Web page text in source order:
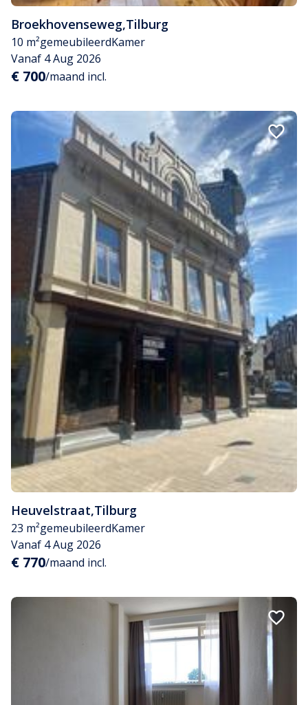
Broekhovenseweg,Tilburg
10 m²gemeubileerdKamer
Vanaf 4 Aug 2026
€ 700/maand incl.
Heuvelstraat,Tilburg
23 m²gemeubileerdKamer
Vanaf 4 Aug 2026
€ 770/maand incl.